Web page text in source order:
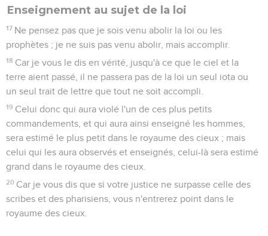
Enseignement au sujet de la loi
17 Ne pensez pas que je sois venu abolir la loi ou les
prophètes ; je ne suis pas venu abolir, mais accomplir.
18 Car je vous le dis en vérité, jusqu'à ce que le ciel et la
terre aient passé, il ne passera pas de la loi un seul iota ou
un seul trait de lettre que tout ne soit accompli.
19 Celui donc qui aura violé l'un de ces plus petits
commandements, et qui aura ainsi enseigné les hommes,
sera estimé le plus petit dans le royaume des cieux ; mais
celui qui les aura observés et enseignés, celui-là sera estimé
grand dans le royaume des cieux.
20 Car je vous dis que si votre justice ne surpasse celle des
scribes et des pharisiens, vous n'entrerez point dans le
royaume des cieux.